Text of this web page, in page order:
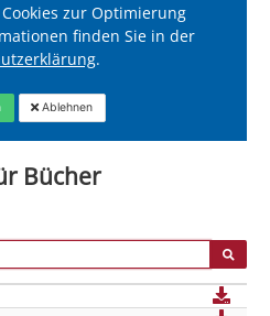
zur Optimierung
finden Sie in der
.
Ablehnen
Bücher